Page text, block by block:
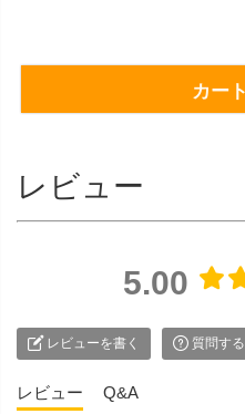
カー
レビュー
5.00
レビューを書く 質問する
レビュー Q&A